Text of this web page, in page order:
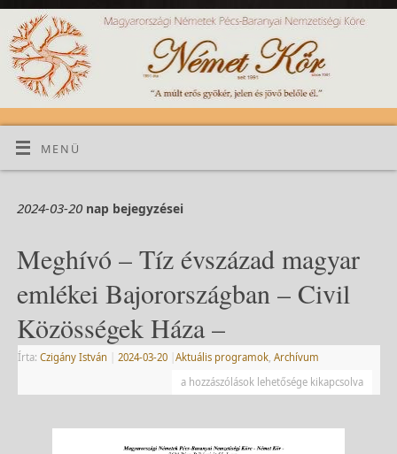
MENÜ
2024-03-20nap bejegyzései
Meghívó – Tíz évszázad magyar
emlékei Bajorországban – Civil
Közösségek Háza –
Írta: Czigány István 2024-03-20 Aktuális programok, Archívum
a hozzászólások lehetősége kikapcsolva